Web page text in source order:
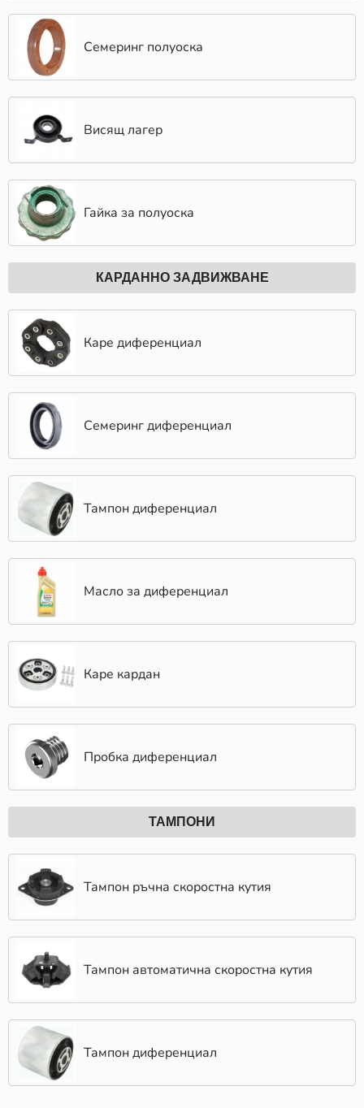
Семеринг полуоска
Висящ лагер
Гайка за полуоска
КАРДАННО ЗАДВИЖВАНЕ
Каре диференциал
Семеринг диференциал
Тампон диференциал
Масло за диференциал
Каре кардан
Пробка диференциал
ТАМПОНИ
Тампон ръчна скоростна кутия
Тампон автоматична скоростна кутия
Тампон диференциал